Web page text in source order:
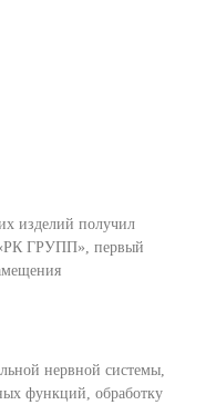
изделий получил
ГРУПП», первый
нервной системы,
функций, обработку